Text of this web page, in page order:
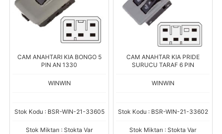
CAM ANAHTARI KIA BONGO 5
PIN AN 1330
WINWIN
Stok Kodu : BSR-WIN-21-33605
Stok Miktarı : Stokta Var
CAM ANAHTAR KIA PRIDE
SURUCU TARAF 6 PIN
WINWIN
Stok Kodu : BSR-WIN-21-33602
Stok Miktarı : Stokta Var